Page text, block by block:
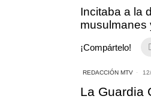
Incitaba a la
musulmanes
¡Compártelo!
REDACCIÓN MTV
La Guardia